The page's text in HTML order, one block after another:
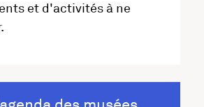
et d'activités à ne